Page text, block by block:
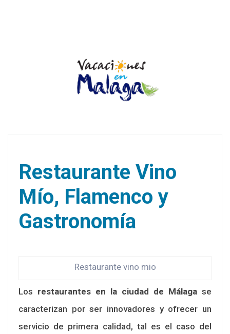
Restaurante Vino
Mío, Flamenco y
Gastronomía
Restaurante vino mio
Los restaurantes en la ciudad de Málaga se
caracterizan por ser innovadores y ofrecer un
servicio de primera calidad, tal es el caso del